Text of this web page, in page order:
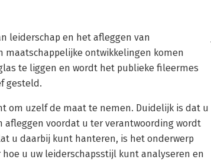
leiderschap en het afleggen van
maatschappelijke ontwikkelingen komen
te liggen en wordt het publieke fileermes
gesteld.
om uzelf de maat te nemen. Duidelijk is dat u
voordat u ter verantwoording wordt
u daarbij kunt hanteren, is het onderwerp
u uw leiderschapsstijl kunt analyseren en